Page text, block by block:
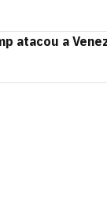
atacou a